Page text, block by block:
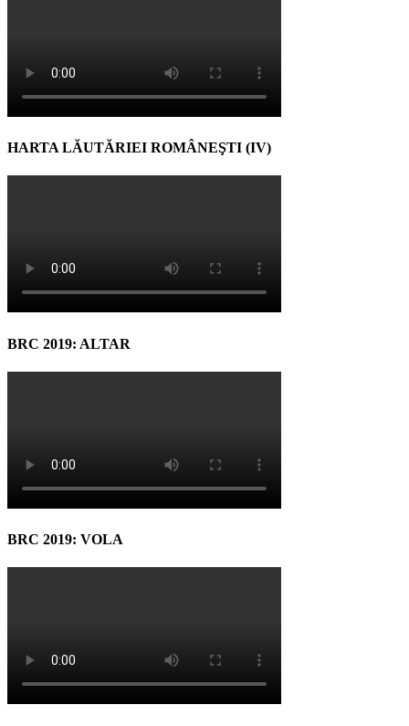
HARTA LĂUTĂRIEI ROMÂNEŞTI (IV)
BRC 2019: ALTAR
BRC 2019: VOLA